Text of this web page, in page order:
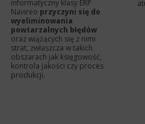
informatyczny klasy ERP
Navireo przyczyni się do
wyeliminowania
powtarzalnych błędów
oraz wiążących się z nimi
strat, zwłaszcza w takich
obszarach jak księgowość,
kontrola jakości czy proces
produkcji.